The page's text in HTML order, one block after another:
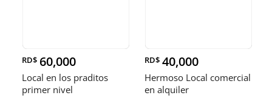
RD$ 60,000
Local en los praditos
primer nivel
RD$ 40,000
Hermoso Local comercial
en alquiler